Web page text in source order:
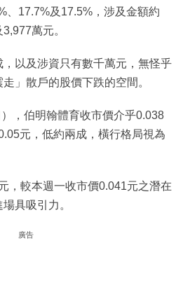
、17.7%及17.5%，涉及金額約
萬元。
以及涉資只有數千萬元，無怪乎
」散戶的股價下跌的空間。
，伯明翰體育收市價介乎0.038
元，低約兩成，橫行格局視為
，較本週一收市價0.041元之潛在
具吸引力。
廣告